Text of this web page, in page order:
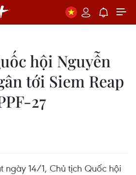
hội Nguyễn
tới Siem Reap
27
ngày 14/1, Chủ tịch Quốc hội